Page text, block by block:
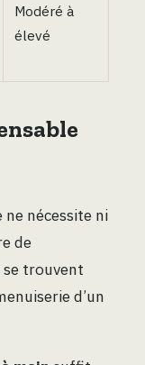
Modéré à
élevé
nécessite ni
de
trouvent
d’un